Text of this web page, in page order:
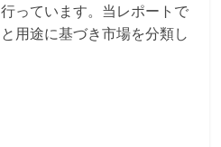
っています。当レポートで
用途に基づき市場を分類し